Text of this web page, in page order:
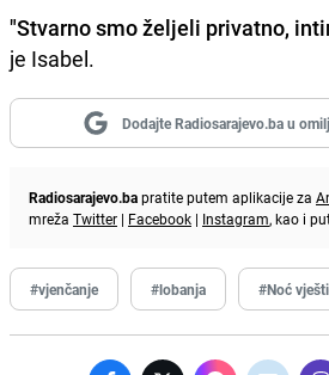
"Stvarno smo željeli privatno,
je Isabel.
Dodajte Radiosarajevo.ba u
Radiosarajevo.bapratite putem aplikacije za
mreža Twitter | Facebook | Instagram, kao i
#vjenčanje #lobanja #Noć